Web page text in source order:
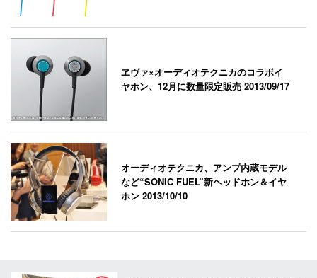
ヱヴァ×オーディオテクニカのコラボイ
ヤホン、12月に数量限定販売2013/09/17
オーディオテクニカ、アンプ内蔵モデル
など“SONIC FUEL”新ヘッドホン＆イヤ
ホン2013/10/10